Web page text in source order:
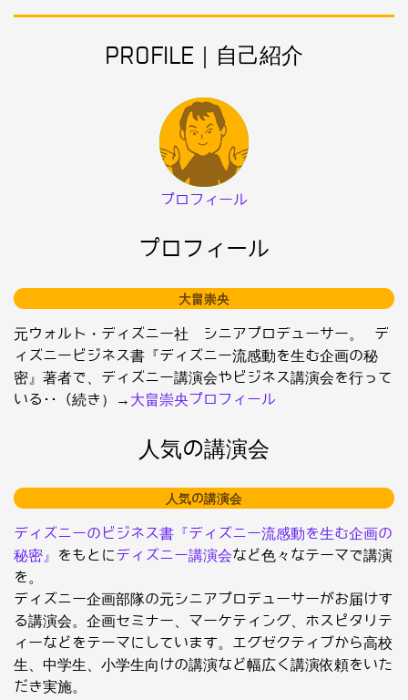
PROFILE｜自己紹介
プロフィール
プロフィール
大畠崇央
元ウォルト・ディズニー社 シニアプロデューサー。 デ
ィズニービジネス書『ディズニー流感動を生む企画の秘
密』著者で、ディズニー講演会やビジネス講演会を行って
いる･･（続き）→ 大畠崇央プロフィール
人気の講演会
人気の講演会
ディズニーのビジネス書『ディズニー流感動を生む企画の
秘密』
をもとにディズニー講演会など色々なテーマで講演
を。
ディズニー企画部隊の元シニアプロデューサーがお届けす
る講演会。企画セミナー、マーケティング、ホスピタリテ
ィーなどをテーマにしています。エグゼクティブから高校
生、中学生、小学生向けの講演など幅広く講演依頼をいた
だき実施。